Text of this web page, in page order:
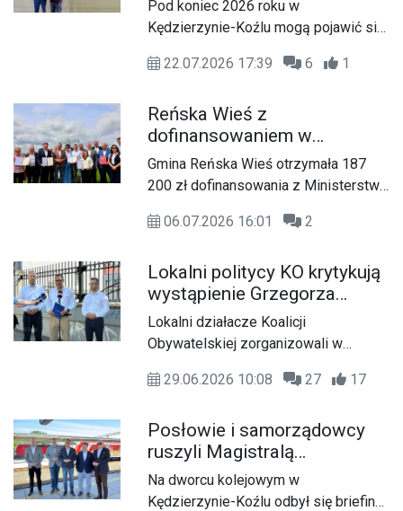
zrobiony"
Pod koniec 2026 roku w
Kędzierzynie-Koźlu mogą pojawić się
Terytorialnej. Poseł Koalicji
starosta Artur Maruszczak rozmawiali
o przygotowaniach do utworzenia
jednostki z dowódcami w
Inspektoracie Wsparcia Sił Zbrojnych.
22.07.2026 17:39 6 1
Reńska Wieś z
dofinansowaniem w
programie „Szatnia na
Medal”. Stadion przejdzie
Gmina Reńska Wieś otrzymała 187
200 zł dofinansowania z Ministerstwa
rządowego programu „Szatnia na
na modernizację budynku
szatniowego przy stadionie gminnym
Orlik w Reńskiej Wsi.
06.07.2026 16:01 2
Lokalni politycy KO krytykują
wystąpienie Grzegorza
Brauna. Pytają o organizację
wydarzenia na terenie szkoły
Lokalni działacze Koalicji
Obywatelskiej zorganizowali w
podczas której odnieśli się do
europosła Grzegorza Brauna. W
spotkaniu uczestniczyli poseł na Sejm
RP Paweł Masełko oraz radni Michał
Nowak i Marcin Wołyniec.
29.06.2026 10:08 27 17
Posłowie i samorządowcy
ruszyli Magistralą
Podsudecką. Zamiast
pociągu - autobus zastępczy
Na dworcu kolejowym w
Kędzierzynie-Koźlu odbył się briefing